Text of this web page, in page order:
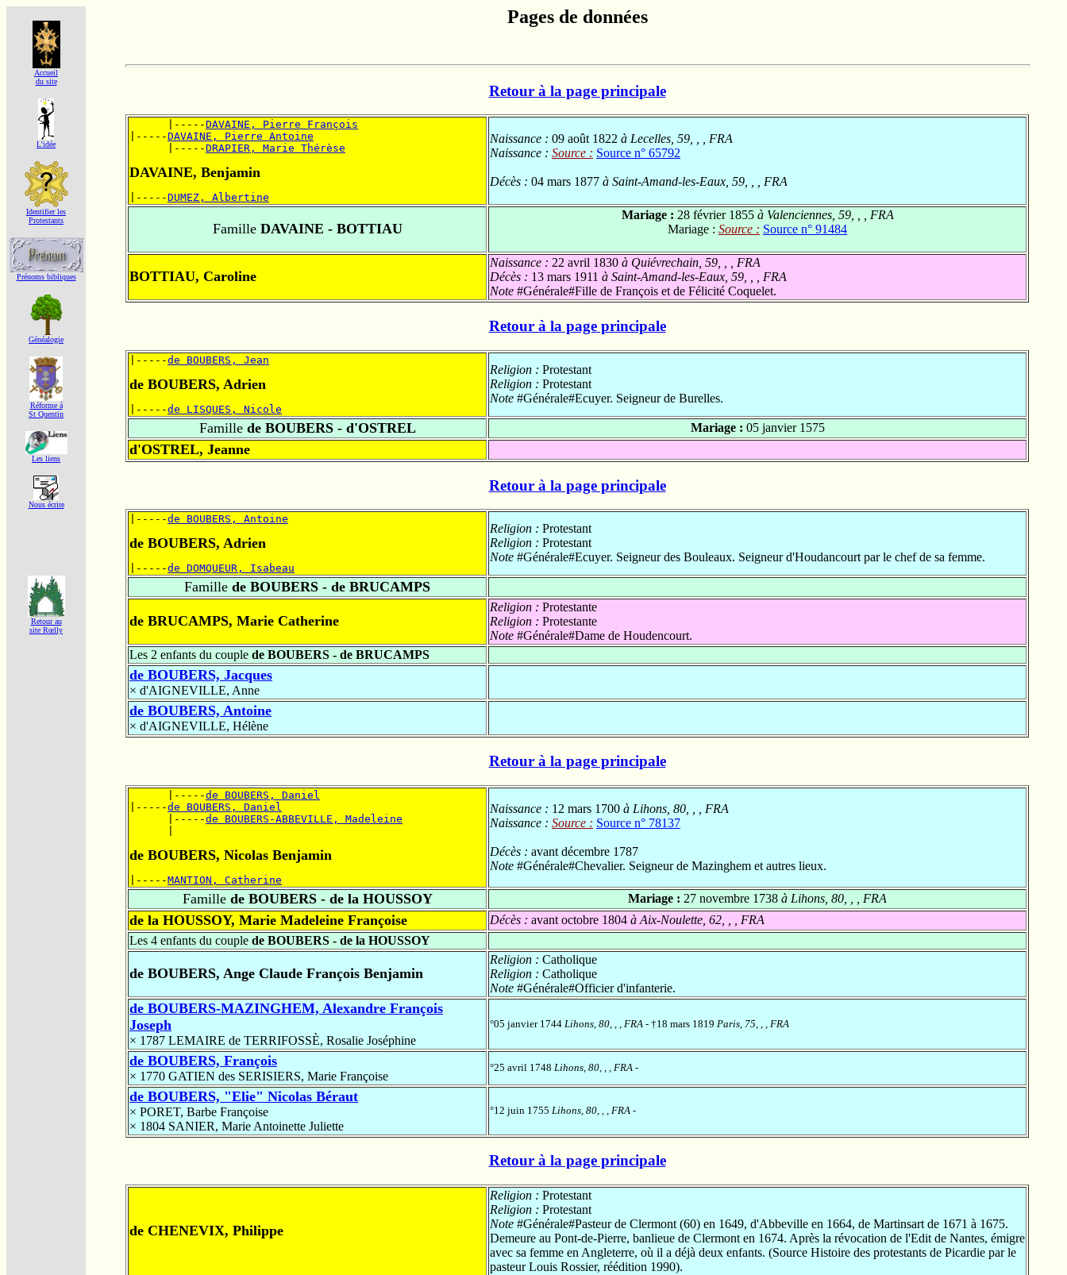
Accueil
du site
L'idée
Identifier les
Protestants
Prénoms bibliques
Généalogie
Réforme á
St Quentin
Les liens
Nous écrire
Retour au
site Rœlly
Pages de données
Retour à la page principale
      |-----
DAVAINE, Pierre François
|-----DAVAINE, Pierre Antoine
      |-----
DRAPIER, Marie Thérèse
DAVAINE, Benjamin
|-----DUMEZ, Albertine
Naissance : 09 août 1822 à Lecelles, 59, , , FRA
Naissance : Source : Source n° 65792
Décès : 04 mars 1877 à Saint-Amand-les-Eaux, 59, , , FRA
FamilleDAVAINE - BOTTIAU
Mariage : 28 février 1855à Valenciennes, 59, , , FRA
Mariage : Source : Source n° 91484
BOTTIAU, Caroline
Naissance : 22 avril 1830 à Quiévrechain, 59, , , FRA
Décès : 13 mars 1911 à Saint-Amand-les-Eaux, 59, , , FRA
Note #Générale#Fille de François et de Félicité Coquelet.
Retour à la page principale
|-----de BOUBERS, Jean
de BOUBERS, Adrien
|-----de LISQUES, Nicole
Religion : Protestant
Religion : Protestant
Note #Générale#Ecuyer. Seigneur de Burelles.
Famillede BOUBERS - d'OSTREL Mariage : 05 janvier 1575
d'OSTREL, Jeanne
Retour à la page principale
|-----de BOUBERS, Antoine
de BOUBERS, Adrien
|-----de DOMQUEUR, Isabeau
Religion : Protestant
Religion : Protestant
Note #Générale#Ecuyer. Seigneur des Bouleaux. Seigneur d'Houdancourt par le chef de sa femme.
Famille de BOUBERS - de BRUCAMPS
de BRUCAMPS, Marie Catherine
Religion : Protestante
Religion : Protestante
Note #Générale#Dame de Houdencourt.
Les 2 enfants du couple de BOUBERS - de BRUCAMPS
de BOUBERS, Jacques
× d'AIGNEVILLE, Anne
de BOUBERS, Antoine
× d'AIGNEVILLE, Hélène
Retour à la page principale
      |-----
de BOUBERS, Daniel
|-----de BOUBERS, Daniel
      |-----
de BOUBERS-ABBEVILLE, Madeleine
de BOUBERS, Nicolas Benjamin
|-----MANTION, Catherine
Naissance : 12 mars 1700 à Lihons, 80, , , FRA
Naissance : Source : Source n° 78137
Décès : avant décembre 1787
Note #Générale#Chevalier. Seigneur de Mazinghem et autres lieux.
Famillede BOUBERS - de la HOUSSOY Mariage : 27 novembre 1738 à Lihons, 80, , , FRA
de la HOUSSOY, Marie Madeleine Françoise Décès : avant octobre 1804 à Aix-Noulette, 62, , , FRA
Les 4 enfants du couple de BOUBERS - de la HOUSSOY
de BOUBERS, Ange Claude François Benjamin
Religion : Catholique
Religion : Catholique
Note #Générale#Officier d'infanterie.
de BOUBERS-MAZINGHEM, Alexandre François
Joseph
× 1787 LEMAIRE de TERRIFOSSÈ, Rosalie Joséphine
°05 janvier 1744 Lihons, 80, , , FRA - †18 mars 1819 Paris, 75, , , FRA
de BOUBERS, François
× 1770 GATIEN des SERISIERS, Marie Françoise
°25 avril 1748 Lihons, 80, , , FRA -
de BOUBERS, "Elie" Nicolas Béraut
× PORET, Barbe Françoise
× 1804 SANIER, Marie Antoinette Juliette
°12 juin 1755 Lihons, 80, , , FRA -
Retour à la page principale
de CHENEVIX, Philippe
Religion : Protestant
Religion : Protestant
Note #Générale#Pasteur de Clermont (60) en 1649, d'Abbeville en 1664, de Martinsart de 1671 à 1675.
Demeure au Pont-de-Pierre, banlieue de Clermont en 1674. Après la révocation de l'Edit de Nantes, émigre
avec sa femme en Angleterre, où il a déjà deux enfants. (Source Histoire des protestants de Picardie par le
pasteur Louis Rossier, réédition 1990).